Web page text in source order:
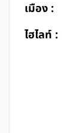
เมือง :
ไฮไลท์ :